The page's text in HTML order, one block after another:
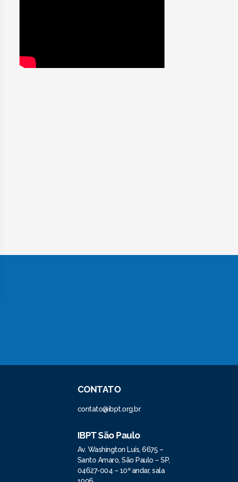
CONTATO
contato@ibpt.org.br
IBPT São Paulo
Av. Washington Luís, 6675 –
Santo Amaro, São Paulo – SP,
04627-004 – 10º andar, sala